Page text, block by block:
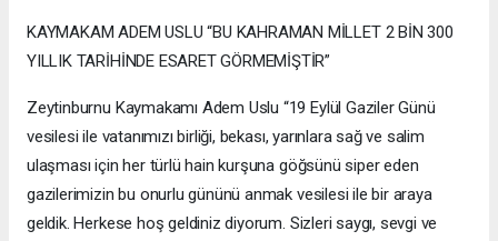
KAYMAKAM ADEM USLU “BU KAHRAMAN MİLLET 2 BİN 300
YILLIK TARİHİNDE ESARET GÖRMEMİŞTİR”
Zeytinburnu Kaymakamı Adem Uslu “19 Eylül Gaziler Günü
vesilesi ile vatanımızı birliği, bekası, yarınlara sağ ve salim
ulaşması için her türlü hain kurşuna göğsünü siper eden
gazilerimizin bu onurlu gününü anmak vesilesi ile bir araya
geldik. Herkese hoş geldiniz diyorum. Sizleri saygı, sevgi ve